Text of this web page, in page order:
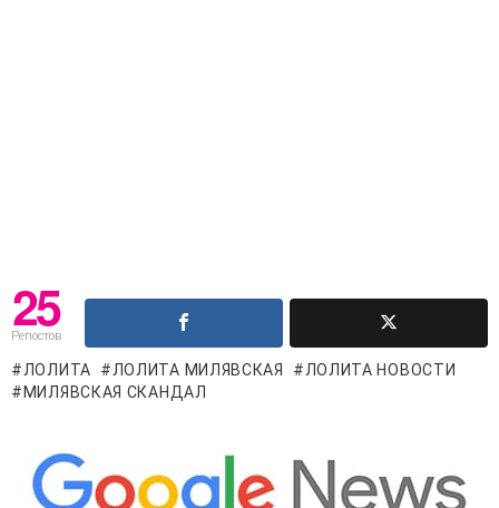
25
Репостов
ЛОЛИТА ЛОЛИТА МИЛЯВСКАЯ
ЛОЛИТА НОВОСТИ
МИЛЯВСКАЯ СКАНДАЛ